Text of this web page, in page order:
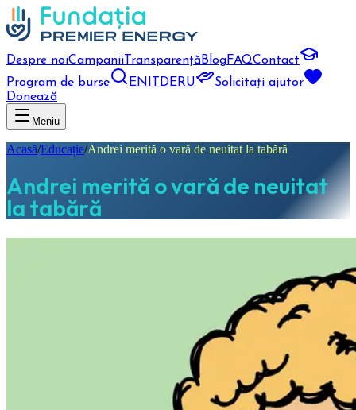
Despre noiCampanii TransparențăBlogFAQContact
Program de burse
EN DERU
Solicitați ajutor
Donează
Meniu
Acasă/Educație/Andrei merită o vară de neuitat la tabără
Andrei merită o vară de neuitat
la tabără